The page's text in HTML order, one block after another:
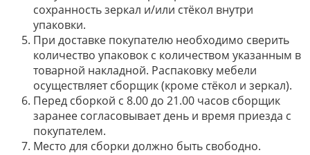
сохранность зеркал и/или стёкол внутри
упаковки.
При доставке покупателю необходимо сверить
количество упаковок с количеством указанным в
товарной накладной. Распаковку мебели
осуществляет сборщик (кроме стёкол и зеркал).
Перед сборкой с 8.00 до 21.00 часов сборщик
заранее согласовывает день и время приезда с
покупателем.
Место для сборки должно быть свободно.